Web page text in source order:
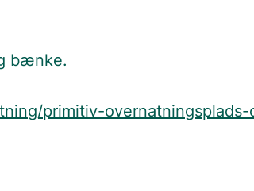
bænke.
primitiv-overnatningsplads-